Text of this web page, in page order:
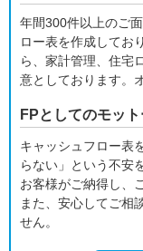
年間300件以上のご
ロー表を作成してお
ら、家計管理、住宅
意としております。
FPとしてのモッ
キャッシュフロー表
らない」という不安
お客様がご納得し、
また、安心してご相
せん。